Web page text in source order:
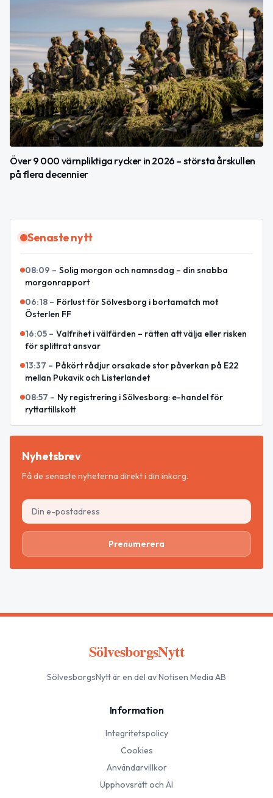
Över 9 000 värnpliktiga rycker in 2026 – största årskullen
på flera decennier
Senaste nytt
08:09 – Solig morgon och namnsdag – din snabba
morgonrapport
06:18 – Förlust för Sölvesborg i bortamatch mot
Österlen FF
16:05 – Valfrihet i välfärden – rätten att välja eller risken
för splittrat ansvar
13:37 – Påkört rådjur orsakade stor påverkan på E22
mellan Pukavik och Listerlandet
08:57 – Ny registrering i Sölvesborg: e-handel för
ryttartillskott
Nyhetsbrev
Få de senaste nyheterna direkt i din inkorg.
Prenumerera
SölvesborgsNytt
SölvesborgsNyttär en del av Notisen Media AB
Information
Integritetspolicy
Cookies
Användarvillkor
Upphovsrätt och AI